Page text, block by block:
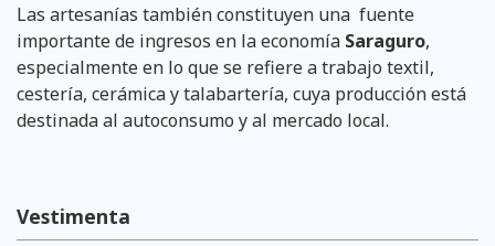
Las artesanías también constituyen una fuente
importante de ingresos en la economía Saraguro,
especialmente en lo que se refiere a trabajo textil,
cestería, cerámica y talabartería, cuya pro­ducción está
destinada al autoconsumo y al mercado local.
Vestimenta